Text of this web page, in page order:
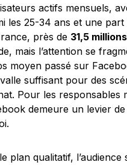
actifs mensuels,
les 25-34 ans et une
près de 31,5 millions
mais l’attention se
moyen passé sur
suffisant pour des
Pour les
demeure un levier de
plan qualitatif,